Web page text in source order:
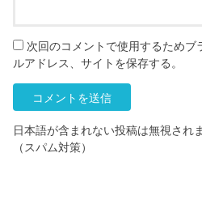
次回のコメントで使用するためブ
ルアドレス、サイトを保存する。
日本語が含まれない投稿は無視され
（スパム対策）